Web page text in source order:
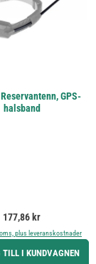
GPS-
halsband
Ordinarie pris:
177,86 kr
plus leveranskostnader
TILL I KUNDVAGNEN